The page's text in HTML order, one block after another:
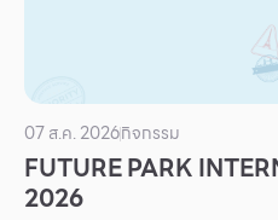
07 ส.ค. 2026กิจกรรม
FUTURE PARK
2026